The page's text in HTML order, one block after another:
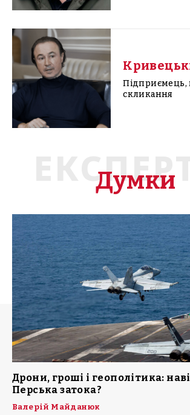
Підприємець,
скликання
Думки
Дрони, гроші і геополітика:
Перська затока?
Валерій Майданюк